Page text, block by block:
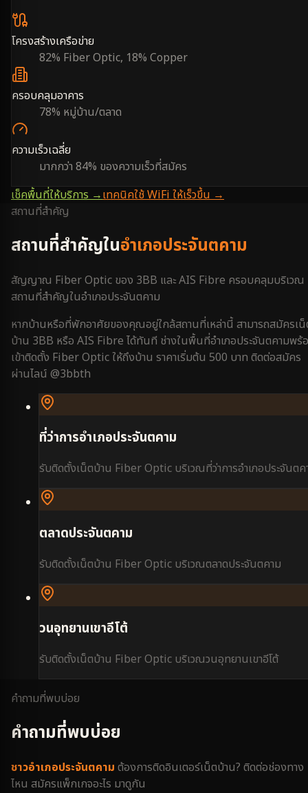
โครงสร้างเครือข่าย
82% Fiber Optic, 18% Copper
ครอบคลุมอาคาร
78% หมู่บ้าน/ตลาด
ความเร็วเฉลี่ย
มากกว่า 84% ของความเร็วที่สมัคร
เช็คพื้นที่ให้บริการ →เทคนิคใช้ WiFi ให้เร็วขึ้น →
สถานที่สำคัญ
สถานที่สำคัญในอำเภอประจันตคาม
สัญญาณ Fiber Optic ของ 3BB และ AIS Fibre ครอบคลุมบริเวณ
สถานที่สำคัญในอำเภอประจันตคาม
หากบ้านหรือที่พักอาศัยของคุณอยู่ใกล้สถานที่เหล่านี้ สามารถสมัครเ
บ้าน 3BB หรือ AIS Fibre ได้ทันที ช่างในพื้นที่อำเภอประจันตคามพร้
เข้าติดตั้ง Fiber Optic ให้ถึงบ้าน ราคาเริ่มต้น 500 บาท ติดต่อสมัคร
ผ่านไลน์ @3bbth
ที่ว่าการอำเภอประจันตคาม
รับติดตั้งเน็ตบ้าน Fiber Optic บริเวณที่ว่าการอำเภอประจันต
ตลาดประจันตคาม
รับติดตั้งเน็ตบ้าน Fiber Optic บริเวณตลาดประจันตคาม
วนอุทยานเขาอีโต้
รับติดตั้งเน็ตบ้าน Fiber Optic บริเวณวนอุทยานเขาอีโต้
คำถามที่พบบ่อย
คำถามที่พบบ่อย
ชาวอำเภอประจันตคาม ต้องการติดอินเตอร์เน็ตบ้าน? ติดต่อช่องทาง
ไหน สมัครแพ็กเกจอะไร มาดูกัน